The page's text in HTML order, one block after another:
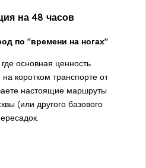
на 48 часов
по "времени на ногах"
основная ценность
коротком транспорте от
настоящие маршруты
(или другого базового